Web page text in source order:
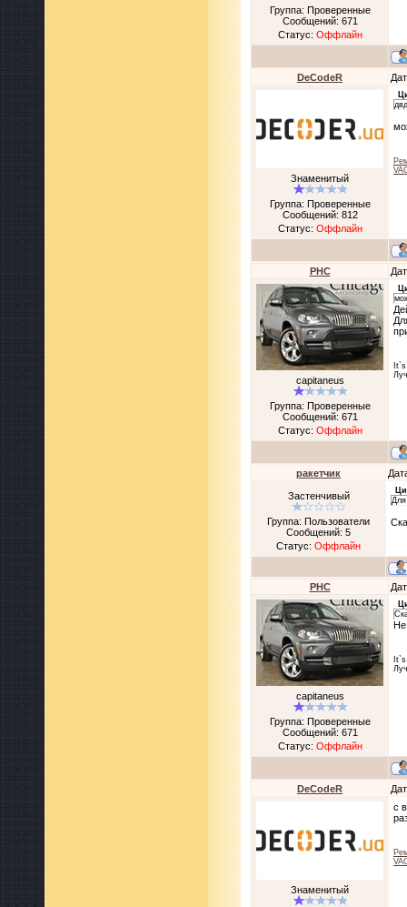
Группа: Проверенные
Сообщений: 671
Статус: Оффлайн
DeCodeR
Знаменитый
Группа: Проверенные
Сообщений: 812
Статус: Оффлайн
PHC
capitaneus
Группа: Проверенные
Сообщений: 671
Статус: Оффлайн
ракетчик
Застенчивый
Группа: Пользователи
Сообщений: 5
Статус: Оффлайн
Для
PHC
capitaneus
Группа: Проверенные
Сообщений: 671
Статус: Оффлайн
DeCodeR
Знаменитый
с